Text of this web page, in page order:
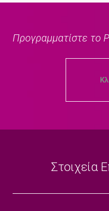
Προγραμματίστε το
Στοιχεία